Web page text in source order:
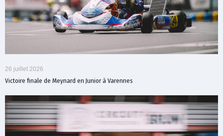
26 juillet 2026
Victoire finale de Meynard en Junior à Varennes